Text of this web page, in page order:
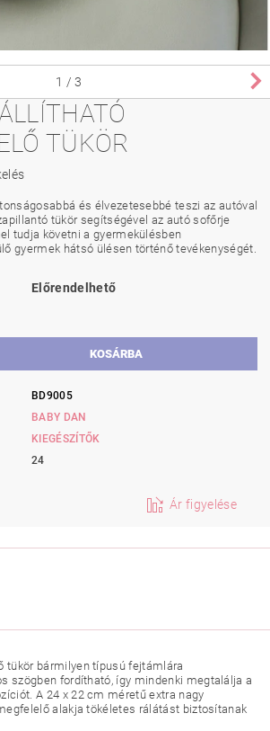
1 / 3
TÜKÖR
és élvezetesebbé teszi az autóval
tükör segítségével az autó sofőrje
tudja követni a gyermekülésben
gyermek hátsó ülésen történő tevékenységét.
Előrendelhető
BD9005
BABY DAN
KIEGÉSZÍTŐK
24
Ár figyelése
tükör bármilyen típusú fejtámlára
szögben fordítható, így mindenki megtalálja a
A 24 x 22 cm méretű extra nagy
alakja tökéletes rálátást biztosítanak